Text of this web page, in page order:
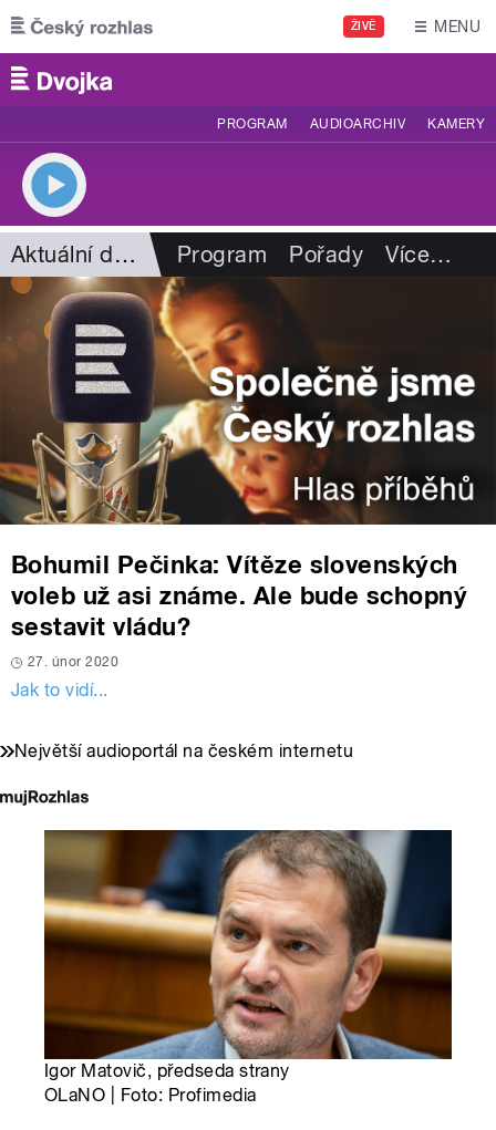
Přejít k hlavnímu obsahu
ŽIVĚ MENU
PROGRAM AUDIOARCHIV KAMERY
Aktuální dění Program Pořady Více…
Bohumil Pečinka: Vítěze slovenských
voleb už asi známe. Ale bude schopný
sestavit vládu?
27. únor 2020
Jak to vidí...
Největší audioportál na českém internetu
Igor Matovič, předseda strany
OLaNO | Foto: Profimedia